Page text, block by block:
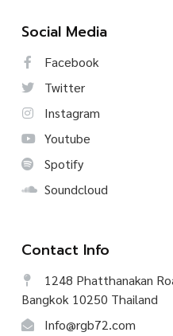
Social Media
Facebook
Twitter
Instagram
Youtube
Spotify
Soundcloud
Contact Info
1248 Phatthanakan
Bangkok 10250 Thailand
Info@rgb72.com